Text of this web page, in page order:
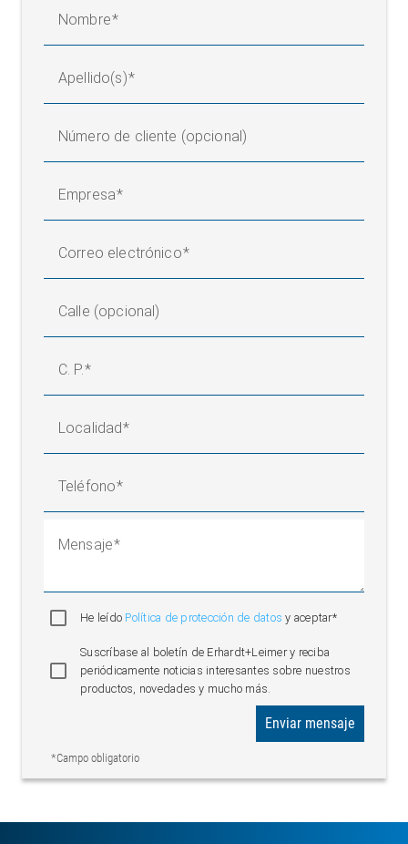
Nombre
Apellido(s)
Número de cliente (opcional)
Empresa
Correo electrónico
Calle (opcional)
C. P.
Localidad
Teléfono
Mensaje
He leído Política de protección de datosy aceptar*
Suscríbase al boletín de Erhardt+Leimer y reciba
periódicamente noticias interesantes sobre nuestros
productos, novedades y mucho más.
*Campo obligatorio
Enviar mensaje